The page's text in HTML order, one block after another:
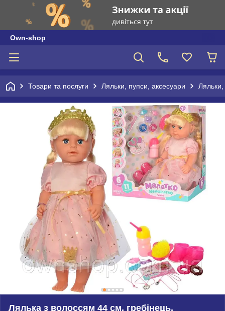
Own-shop
Товари та послуги Ляльки, пупси, аксесуари Ляльки,
Лялька з волоссям 44 см, гребінець,